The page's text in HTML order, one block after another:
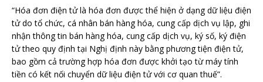
“Hóa đơn điện tử là hóa đơn được thể hiện ở dạng dữ liệu điện
tử do tổ chức, cá nhân bán hàng hóa, cung cấp dịch vụ lập, ghi
nhận thông tin bán hàng hóa, cung cấp dịch vụ, ký số, ký điện
tử theo quy định tại Nghị định này bằng phương tiện điện tử,
bao gồm cả trường hợp hóa đơn được khởi tạo từ máy tính
tiền có kết nối chuyển dữ liệu điện tử với cơ quan thuế”.